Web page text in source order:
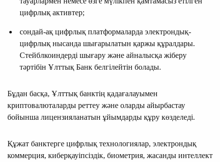
цифрлық активтер;
сондай-ақ цифрлық платформаларда электрондық-
цифрлық нысанда шығарылатын қаржы құралдары.
Стейблкоиндердi шығару және айналысқа жiберу
тәртiбiн Ұлттық Банк белгiлейтiн болады.
Бұдан басқа, Ұлттық банктің қадағалауымен
криптовалюталарды реттеу және оларды айырбастау
бойынша лицензияланатын ұйымдарды құру көзделеді.
Құжат банктерге цифрлық технологиялар, электрондық
коммерция, киберқауіпсіздік, биометрия, жасанды интеллект